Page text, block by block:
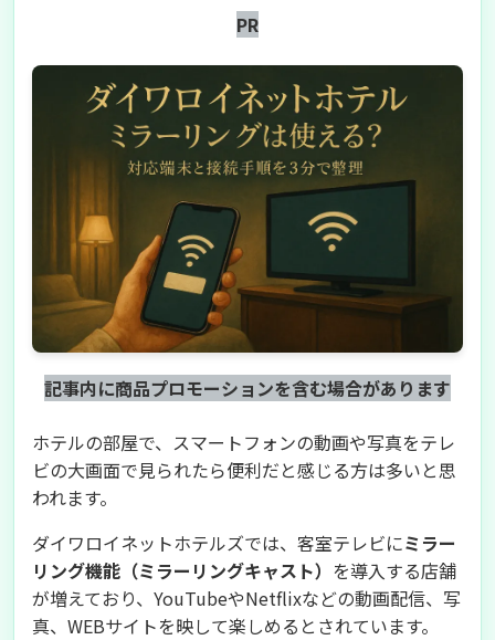
PR
記事内に商品プロモーションを含む場合があります
ホテルの部屋で、スマートフォンの動画や写真をテレ
ビの大画面で見られたら便利だと感じる方は多いと思
われます。
ダイワロイネットホテルズでは、客室テレビにミラー
リング機能（ミラーリングキャスト） を導入する店舗
が増えており、YouTubeやNetflixなどの動画配信、写
真、WEBサイトを映して楽しめるとされています。